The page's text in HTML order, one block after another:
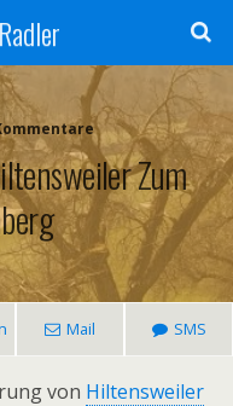
Zum
Mail SMS
von Hiltensweiler